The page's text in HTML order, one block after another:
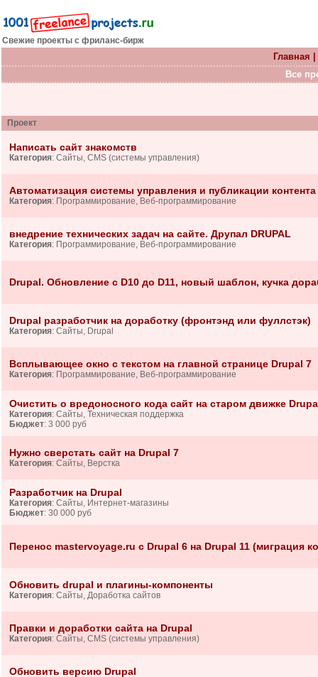
Свежие проекты с фриланс-бирж
Главная
Все
Проект
Написать сайт знакомств
Категория: Сайты, CMS (системы управления)
Автоматизация системы управления и публикации контента
Категория: Программирование, Веб-программирование
внедрение технических задач на сайте. Друпал DRUPAL
Категория: Программирование, Веб-программирование
Drupal. Обновление с D10 до D11, новый шаблон, кучка
Drupal разработчик на доработку (фронтэнд или фуллстэк)
Категория: Сайты, Drupal
Всплывающее окно с текстом на главной странице Drupal 7
Категория: Программирование, Веб-программирование
Очистить о вредоносного кода сайт на старом движке
Категория: Сайты, Техническая поддержка
Бюджет: 3 000 руб
Нужно сверстать сайт на Drupal 7
Категория: Сайты, Верстка
Разработчик на Drupal
Категория: Сайты, Интернет-магазины
Бюджет: 30 000 руб
Перенос mastervoyage.ru с Drupal 6 на Drupal 11 (миграция
Обновить drupal и плагины-компоненты
Категория: Сайты, Доработка сайтов
Правки и доработки сайта на Drupal
Категория: Сайты, CMS (системы управления)
Обновить версию Drupal